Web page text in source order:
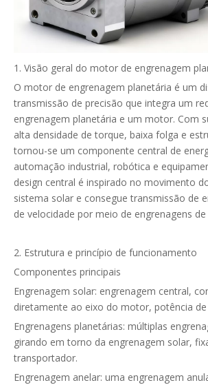
1. Visão geral do motor de engrenagem
O motor de engrenagem planetária é um
transmissão de precisão que integra um
engrenagem planetária e um motor. Com
alta densidade de torque, baixa folga e
tornou-se um componente central de
automação industrial, robótica e
design central é inspirado no movimento
sistema solar e consegue transmissão de
de velocidade por meio de engrenagens
2. Estrutura e princípio de funcionamento
Componentes principais
Engrenagem solar: engrenagem central,
diretamente ao eixo do motor, potência de
Engrenagens planetárias: múltiplas
girando em torno da engrenagem solar,
transportador.
Engrenagem anelar: uma engrenagem